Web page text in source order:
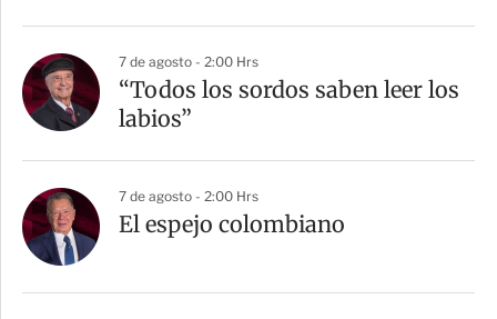
7 de agosto - 2:00 Hrs
“Todos los sordos saben leer los
labios”
7 de agosto - 2:00 Hrs
El espejo colombiano